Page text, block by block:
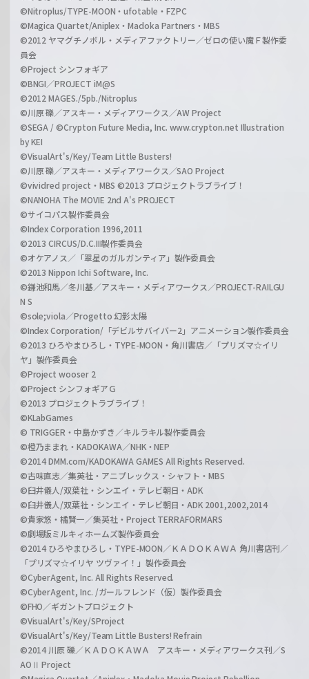
©Nitroplus/TYPE-MOON・ufotable・FZPC
©Magica Quartet/Aniplex・Madoka Partners・MBS
©2012 ヤマグチノボル・メディアファクトリー／ゼロの使い魔Ｆ製作委
員会
©Project シンフォギア
©BNGI／PROJECT iM@S
©2012 MAGES./5pb./Nitroplus
©川原 礫／アスキー・メディアワークス／AW Project
©SEGA / ©Crypton Future Media, Inc. www.crypton.net Illustration
by KEI
©VisualArt's/Key/Team Little Busters!
©川原 礫／アスキー・メディアワークス／SAO Project
©vividred project・MBS ©2013 プロジェクトラブライブ！
©NANOHA The MOVIE 2nd A's PROJECT
©サイコパス製作委員会
©Index Corporation 1996,2011
©2013 CIRCUS/D.C.III製作委員会
©オケアノス／「翠星のガルガンティア」製作委員会
©2013 Nippon Ichi Software, Inc.
©鎌池和馬／冬川基／アスキー・メディアワークス／PROJECT-RAILGU
N S
©sole;viola／Progetto 幻影太陽
©Index Corporation/「デビルサバイバー2」アニメーション製作委員会
©2013 ひろやまひろし・TYPE-MOON・角川書店／「プリズマ☆イリ
ヤ」製作委員会
©Project wooser 2
©Project シンフォギアＧ
©2013 プロジェクトラブライブ！
©KLabGames
© TRIGGER・中島かずき／キルラキル製作委員会
©橙乃ままれ・KADOKAWA／NHK・NEP
©2014 DMM.com/KADOKAWA GAMES All Rights Reserved.
©古味直志／集英社・アニプレックス・シャフト・MBS
©臼井儀人/双葉社・シンエイ・テレビ朝日・ADK
©臼井儀人/双葉社・シンエイ・テレビ朝日・ADK 2001,2002,2014
©貴家悠・橘賢一／集英社・Project TERRAFORMARS
©劇場版ミルキィホームズ製作委員会
©2014 ひろやまひろし・TYPE-MOON／ＫＡＤＯＫＡＷＡ 角川書店刊／
「プリズマ☆イリヤ ツヴァイ！」製作委員会
©CyberAgent, Inc. All Rights Reserved.
©CyberAgent, Inc. /ガールフレンド（仮）製作委員会
©FHO／ギガントプロジェクト
©VisualArt's/Key/SProject
©VisualArt's/Key/Team Little Busters! Refrain
©2014 川原 礫／ＫＡＤＯＫＡＷＡ アスキー・メディアワークス刊／S
AOⅡ Project